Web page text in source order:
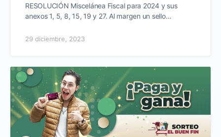
RESOLUCIÓN Miscelánea Fiscal para 2024 y sus
anexos 1, 5, 8, 15, 19 y 27. Al margen un sello…
29 diciembre, 2023